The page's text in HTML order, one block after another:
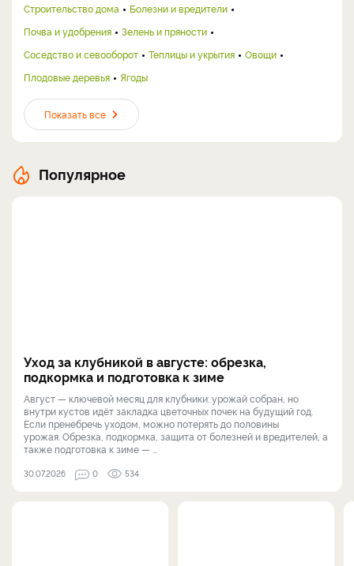
Строительство дома
Болезни и вредители
Почва и удобрения
Зелень и пряности
Соседство и севооборот
Теплицы и укрытия
Овощи
Плодовые деревья
Ягоды
Показать все
Популярное
Уход за клубникой в августе: обрезка,
подкормка и подготовка к зиме
Август — ключевой месяц для клубники: урожай собран, но
внутри кустов идёт закладка цветочных почек на будущий год.
Если пренебречь уходом, можно потерять до половины
урожая. Обрезка, подкормка, защита от болезней и вредителей, а
также подготовка к зиме — ...
30.07.2026 0 534